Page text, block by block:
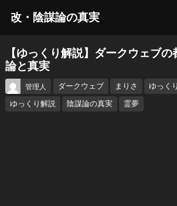
改・陰謀論の真実
【ゆっくり解説】ダークウェブ
論と真実
管理人 ダークウェブ まりさ
ゆっく
ゆっくり解説
陰謀論の真実 霊夢